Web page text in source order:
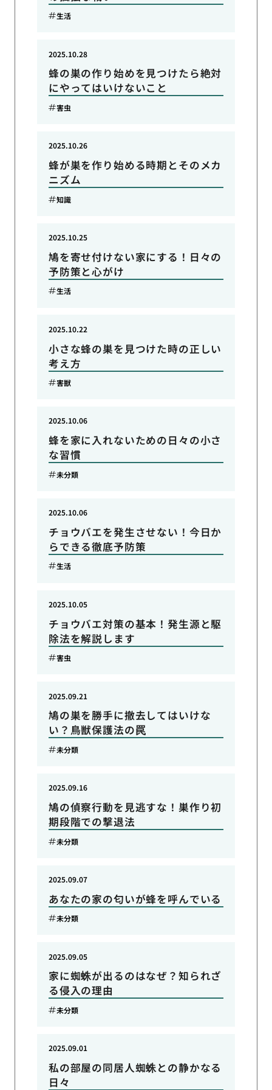
生活
蜂の巣の作り始めを見つけたら絶対
にやってはいけないこと
2025.10.28
害虫
蜂が巣を作り始める時期とそのメカ
ニズム
2025.10.26
知識
鳩を寄せ付けない家にする！日々の
予防策と心がけ
2025.10.25
生活
小さな蜂の巣を見つけた時の正しい
考え方
2025.10.22
害獣
蜂を家に入れないための日々の小さ
な習慣
2025.10.06
未分類
チョウバエを発生させない！今日か
らできる徹底予防策
2025.10.06
生活
チョウバエ対策の基本！発生源と駆
除法を解説します
2025.10.05
害虫
鳩の巣を勝手に撤去してはいけな
い？鳥獣保護法の罠
2025.09.21
未分類
鳩の偵察行動を見逃すな！巣作り初
期段階での撃退法
2025.09.16
未分類
あなたの家の匂いが蜂を呼んでいる
2025.09.07
未分類
家に蜘蛛が出るのはなぜ？知られざ
る侵入の理由
2025.09.05
未分類
私の部屋の同居人蜘蛛との静かなる
日々
2025.09.01